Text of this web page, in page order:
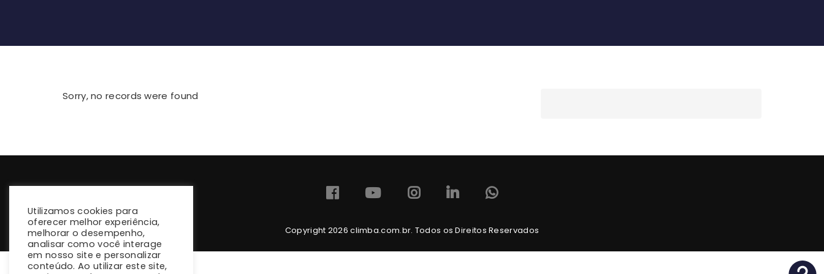
Sorry, no records were found
Copyright 2026 climba.com.br. Todos os Direitos Reservados
Utilizamos cookies para
oferecer melhor experiência,
melhorar o desempenho,
analisar como você interage
em nosso site e personalizar
conteúdo. Ao utilizar este site,